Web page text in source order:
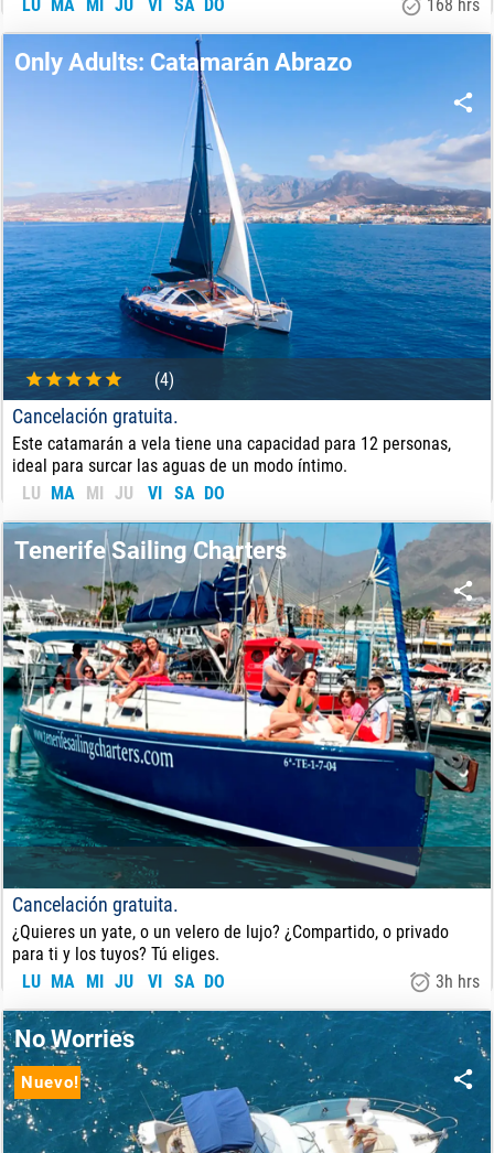
LU MA MI JU VI SA DO 168 hrs
DE:8240 €
(4)
Only Adults: Catamarán Abrazo
Cancelación gratuita.
Este catamarán a vela tiene una capacidad para 12 personas,
ideal para surcar las aguas de un modo íntimo.
LU MA MI JU VI SA DO
DE:83€
Tenerife Sailing Charters
Cancelación gratuita.
¿Quieres un yate, o un velero de lujo? ¿Compartido, o privado
para ti y los tuyos? Tú eliges.
LU MA MI JU VI SA DO 3h hrs
DE:65
Nuevo!
No Worries